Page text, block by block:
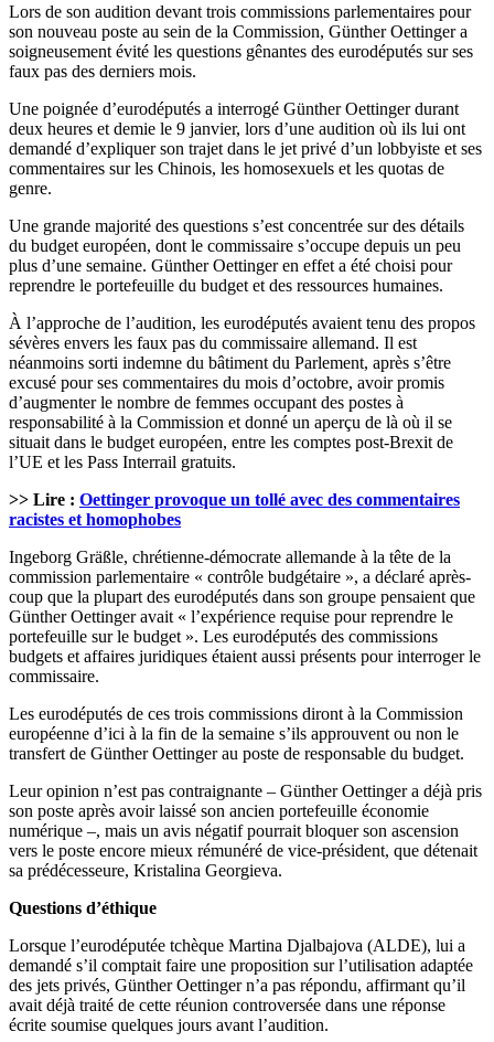
Lors de son audition devant trois commissions parlementaires pour
son nouveau poste au sein de la Commission, Günther Oettinger a
soigneusement évité les questions gênantes des eurodéputés sur ses
faux pas des derniers mois.
Une poignée d’eurodéputés a interrogé Günther Oettinger durant
deux heures et demie le 9 janvier, lors d’une audition où ils lui ont
demandé d’expliquer son trajet dans le jet privé d’un lobbyiste et ses
commentaires sur les Chinois, les homosexuels et les quotas de
genre.
Une grande majorité des questions s’est concentrée sur des détails
du budget européen, dont le commissaire s’occupe depuis un peu
plus d’une semaine. Günther Oettinger en effet a été choisi pour
reprendre le portefeuille du budget et des ressources humaines.
À l’approche de l’audition, les eurodéputés avaient tenu des propos
sévères envers les faux pas du commissaire allemand. Il est
néanmoins sorti indemne du bâtiment du Parlement, après s’être
excusé pour ses commentaires du mois d’octobre, avoir promis
d’augmenter le nombre de femmes occupant des postes à
responsabilité à la Commission et donné un aperçu de là où il se
situait dans le budget européen, entre les comptes post-Brexit de
l’UE et les Pass Interrail gratuits.
>> Lire : Oettinger provoque un tollé avec des commentaires
racistes et homophobes
Ingeborg Gräßle, chrétienne-démocrate allemande à la tête de la
commission parlementaire « contrôle budgétaire », a déclaré après-
coup que la plupart des eurodéputés dans son groupe pensaient que
Günther Oettinger avait « l’expérience requise pour reprendre le
portefeuille sur le budget ». Les eurodéputés des commissions
budgets et affaires juridiques étaient aussi présents pour interroger le
commissaire.
Les eurodéputés de ces trois commissions diront à la Commission
européenne d’ici à la fin de la semaine s’ils approuvent ou non le
transfert de Günther Oettinger au poste de responsable du budget.
Leur opinion n’est pas contraignante – Günther Oettinger a déjà pris
son poste après avoir laissé son ancien portefeuille économie
numérique –, mais un avis négatif pourrait bloquer son ascension
vers le poste encore mieux rémunéré de vice-président, que détenait
sa prédécesseure, Kristalina Georgieva.
Questions d’éthique
Lorsque l’eurodéputée tchèque Martina Djalbajova (ALDE), lui a
demandé s’il comptait faire une proposition sur l’utilisation adaptée
des jets privés, Günther Oettinger n’a pas répondu, affirmant qu’il
avait déjà traité de cette réunion controversée dans une réponse
écrite soumise quelques jours avant l’audition.